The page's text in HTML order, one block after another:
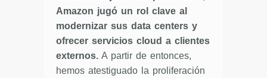
Amazon jugó un rol clave al
modernizar sus data centers y
ofrecer servicios cloud a clientes
externos. A partir de entonces,
hemos atestiguado la proliferación